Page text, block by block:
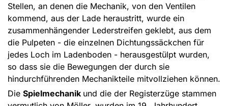
Stellen, an denen die Mechanik, von den Ventilen
kommend, aus der Lade heraustritt, wurde ein
zusammenhängender Lederstreifen geklebt, aus dem
die Pulpeten - die einzelnen Dichtungssäckchen für
jedes Loch im Ladenboden - herausgestülpt wurden,
so dass sie die Bewegungen der durch sie
hindurchführenden Mechanikteile mitvollziehen können.
Die Spielmechanik und die der Registerzüge stammen